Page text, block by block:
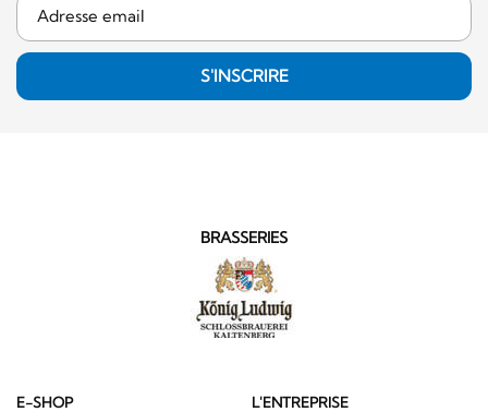
S'INSCRIRE
BRASSERIES
E-SHOP L'ENTREPRISE